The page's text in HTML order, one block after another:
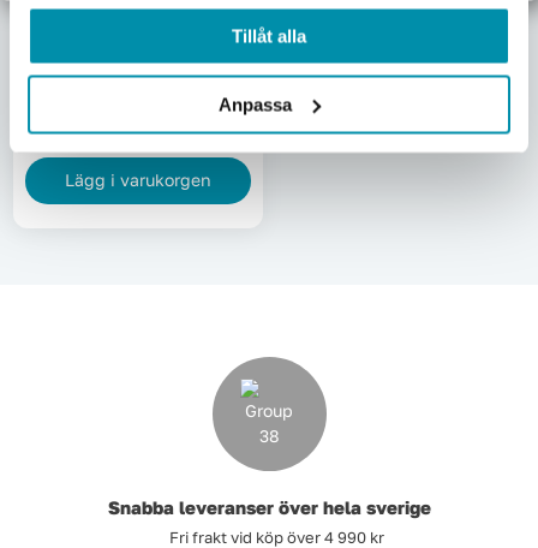
Tillåt alla
Anpassa
680kr
Skickas omgående
Lägg i varukorgen
Snabba leveranser över hela sverige
Fri frakt vid köp över 4 990 kr